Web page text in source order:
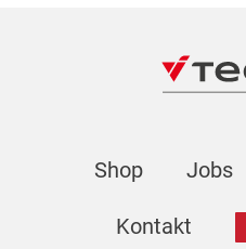
Shop Jobs
Kontakt